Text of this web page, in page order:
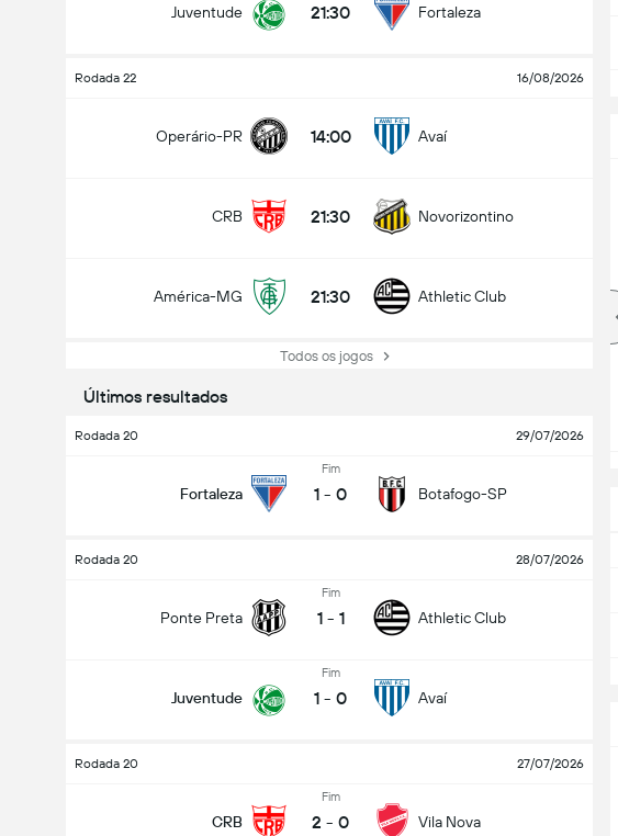
Juventude 21:30 Fortaleza
Rodada 22 16/08/2026
Operário-PR 14:00 Avaí
CRB 21:30 Novorizontino
América-MG 21:30 Athletic Club
Todos os jogos
Últimos resultados
Rodada 20 29/07/2026
Fortaleza
Fim
1 - 0 Botafogo-SP
Rodada 20 28/07/2026
Ponte Preta
Fim
1 - 1 Athletic Club
Juventude
Fim
1 - 0 Avaí
Rodada 20 27/07/2026
CRB
Fim
2 - 0 Vila Nova